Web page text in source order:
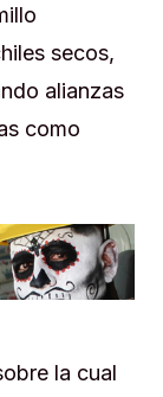
secos,
alianzas
como
la cual